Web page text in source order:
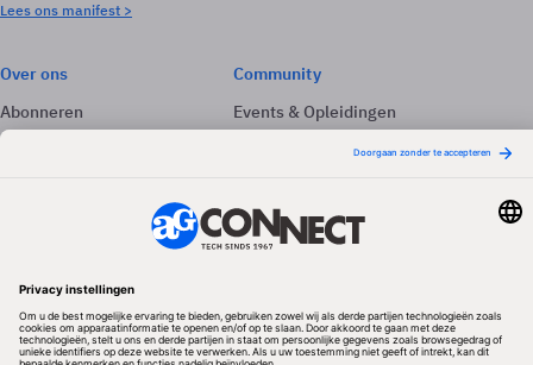
Lees ons manifest >
Over ons
Abonneren
Adverteren
Community
Events & Opleidingen
Volg ons